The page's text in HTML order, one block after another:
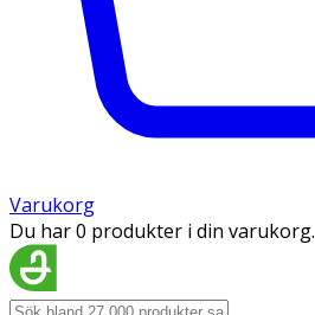
Varukorg
Du har 0 produkter i din varukorg.